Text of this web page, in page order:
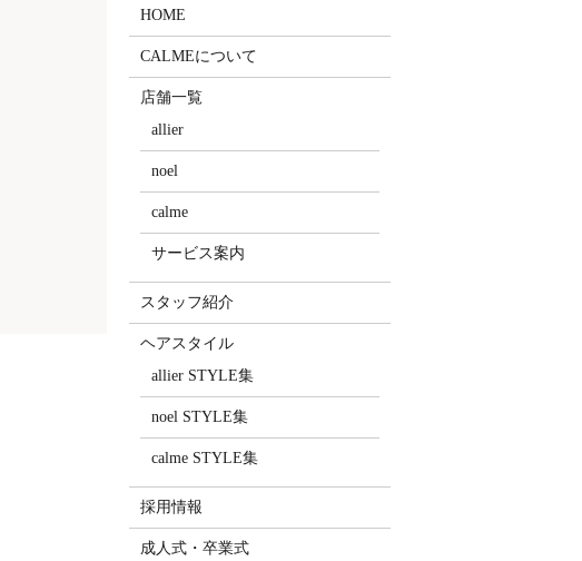
HOME
CALMEについて
店舗一覧
allier
noel
calme
サービス案内
スタッフ紹介
ヘアスタイル
allier STYLE集
noel STYLE集
calme STYLE集
採用情報
成人式・卒業式